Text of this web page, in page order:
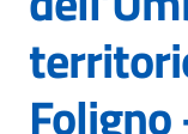
Foligno